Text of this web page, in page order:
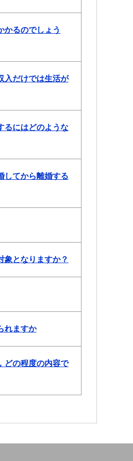
かるのでしょう
入だけでは生活が
るにはどのような
してから離婚する
象となりますか？
れますか
どの程度の内容で